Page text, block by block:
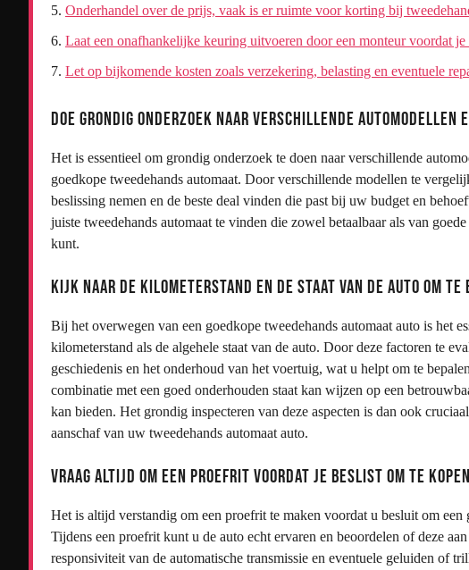
Onderhandel over de prijs, vaak is er ruimte voor korting bij
Laat een onafhankelijke keuring uitvoeren door een monteur voordat je
Let op bijkomende kosten zoals verzekering, belasting en eventuele
Doe grondig onderzoek naar verschillende automodellen
Het is essentieel om grondig onderzoek te doen naar verschillende
goedkope tweedehands automaat. Door verschillende modellen te
beslissing nemen en de beste deal vinden die past bij uw budget en
juiste tweedehands automaat te vinden die zowel betaalbaar als van
kunt.
Kijk naar de kilometerstand en de staat van de auto om te
Bij het overwegen van een goedkope tweedehands automaat auto is het
kilometerstand als de algehele staat van de auto. Door deze factoren te
geschiedenis en het onderhoud van het voertuig, wat u helpt om te
combinatie met een goed onderhouden staat kan wijzen op een
kan bieden. Het grondig inspecteren van deze aspecten is dan ook
aanschaf van uw tweedehands automaat auto.
Vraag altijd om een proefrit voordat je beslist om te
Het is altijd verstandig om een proefrit te maken voordat u besluit om een
Tijdens een proefrit kunt u de auto echt ervaren en beoordelen of deze
responsiviteit van de automatische transmissie en eventuele geluiden of